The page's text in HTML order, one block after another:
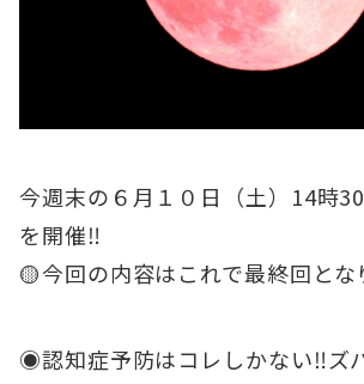
今週末の６月１０日（土）14時
を開催‼️
🟡今回の内容はこれで最終回とな
◉認知症予防はコレしかない‼️ズ